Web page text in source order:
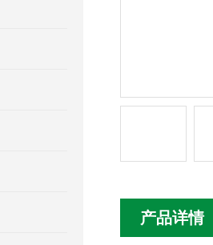
产品详情